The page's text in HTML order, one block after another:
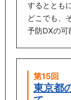
するととも
どこでも、
予防DXの可
第15回
東京都